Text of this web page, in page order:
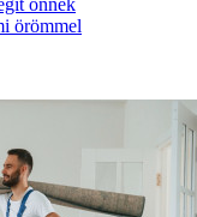
önnek
örömmel